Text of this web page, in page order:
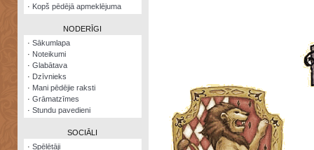
Visatcera
almanahs
Arhīvs
· Kopš pēdējā apmeklējuma
NODERĪGI
·Sākumlapa
· Noteikumi
·Glabātava
· Dzīvnieks
· Mani pēdējie raksti
·Grāmatzīmes
·Stundu pavedieni
SOCIĀLI
·Spēlētāji